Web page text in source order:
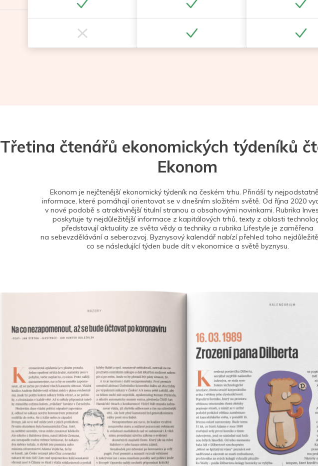
Třetina čtenářů ekonomických týdeníků
Ekonom
Ekonom je nejčtenější ekonomický týdeník na českém trhu. Přináší ty
informace, které pomáhají orientovat se v dnešním složitém světě. Od října 2020
v nové podobě s atraktivnější titulní stranou a obsahovými novinkami. Rubrika
poskytuje ty nejdůležitější informace z kapitálových trhů, texty z oblasti
představují aktuality ze světa vědy a techniky a rubrika Lifestyle je zaměřena
na sebevzdělávání a seberozvoj. Byznysový kalendář nabízí přehled toho
co se následující týden bude dít v ekonomice a světě byznysu.